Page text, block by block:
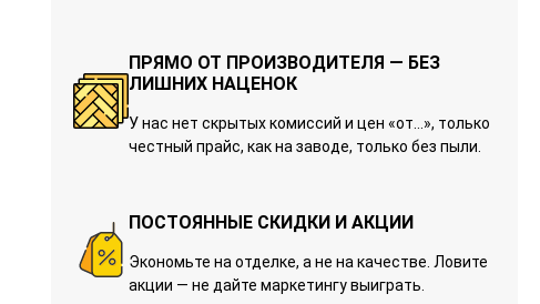
ПРЯМО ОТ ПРОИЗВОДИТЕЛЯ — БЕЗ
ЛИШНИХ НАЦЕНОК
У нас нет скрытых комиссий и цен «от…», только
честный прайс, как на заводе, только без пыли.
ПОСТОЯННЫЕ СКИДКИ И АКЦИИ
Экономьте на отделке, а не на качестве. Ловите
акции — не дайте маркетингу выиграть.